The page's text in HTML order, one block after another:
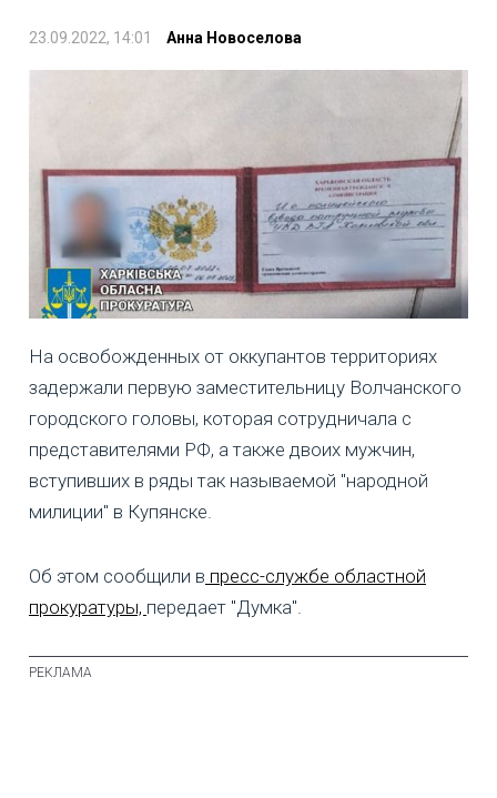
23.09.2022, 14:01 Анна Новоселова
На освобожденных от оккупантов территориях
задержали первую заместительницу Волчанского
городского головы, которая сотрудничала с
представителями РФ, а также двоих мужчин,
вступивших в ряды так называемой "народной
милиции" в Купянске.
Об этом сообщили в пресс-службе областной
прокуратуры, передает "Думка".